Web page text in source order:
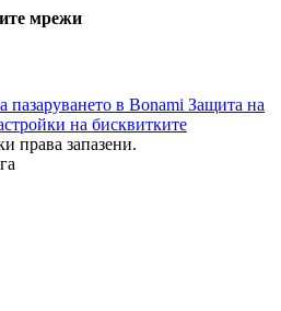
мрежи
пазаруването в Bonami Защита на
на бисквитките
права запазени.